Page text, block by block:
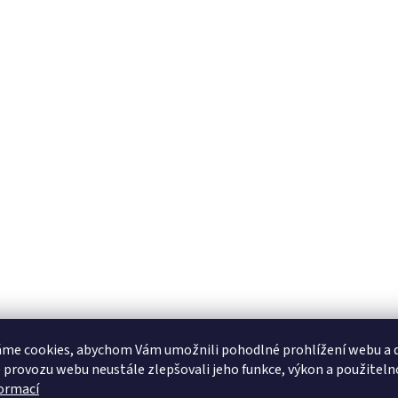
cookies, abychom Vám umožnili pohodlné prohlížení webu a
provozu webu neustále zlepšovali jeho funkce, výkon a